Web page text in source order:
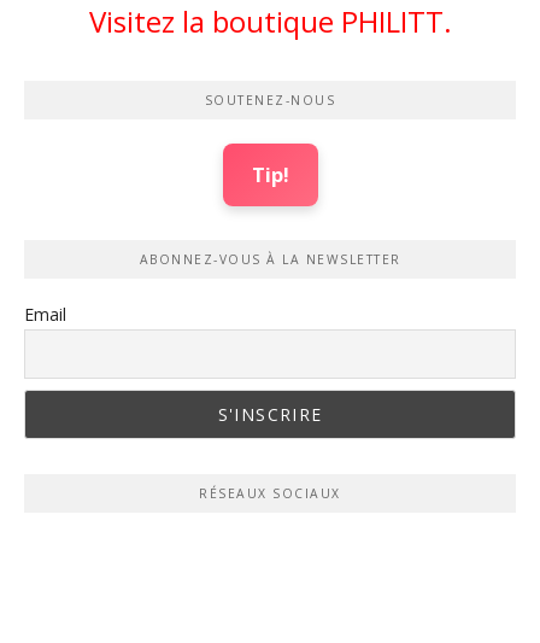
Visitez la boutique PHILITT.
SOUTENEZ-NOUS
Tip!
ABONNEZ-VOUS À LA NEWSLETTER
Email
RÉSEAUX SOCIAUX